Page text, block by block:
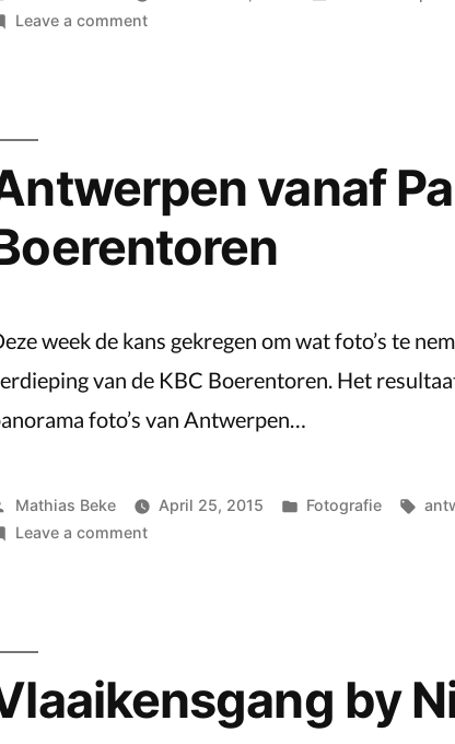
by
Leave a commenton
Eeckelaert
vanaf
week de kans gekregen om wat foto’s te
van de KBC Boerentoren. Het
foto’s van Antwerpen…
Posted
by
Mathias Beke April 25, 2015
Posted
Fotografie
Leave a commenton
Boerentoren
by